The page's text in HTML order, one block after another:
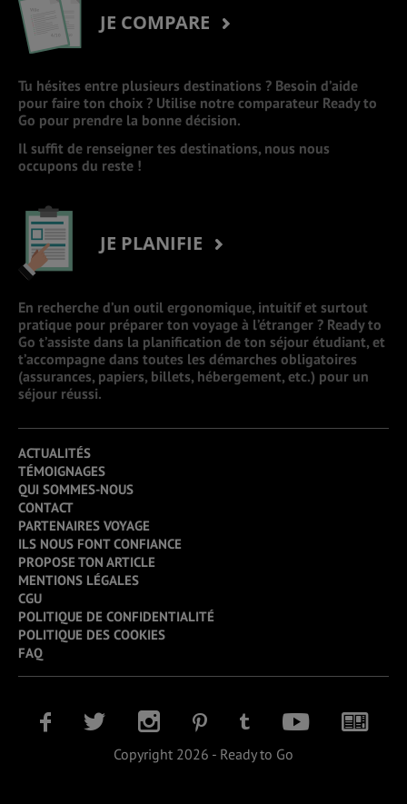
JE COMPARE
Tu hésites entre plusieurs destinations ? Besoin d’aide
pour faire ton choix ? Utilise notre comparateur Ready to
Go pour prendre la bonne décision.
Il suffit de renseigner tes destinations, nous nous
occupons du reste !
JE PLANIFIE
En recherche d’un outil ergonomique, intuitif et surtout
pratique pour préparer ton voyage à l’étranger ? Ready to
Go t’assiste dans la planification de ton séjour étudiant, et
t’accompagne dans toutes les démarches obligatoires
(assurances, papiers, billets, hébergement, etc.) pour un
séjour réussi.
ACTUALITÉS
TÉMOIGNAGES
QUI SOMMES-NOUS
CONTACT
PARTENAIRES VOYAGE
ILS NOUS FONT CONFIANCE
PROPOSE TON ARTICLE
MENTIONS LÉGALES
CGU
POLITIQUE DE CONFIDENTIALITÉ
POLITIQUE DES COOKIES
FAQ
Copyright 2026 - Ready to Go